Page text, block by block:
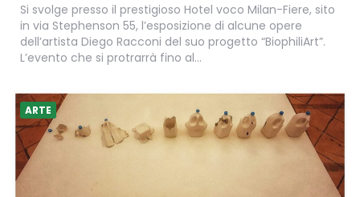
Si svolge presso il prestigioso Hotel voco Milan-Fiere, sito
in via Stephenson 55, l’esposizione di alcune opere
dell’artista Diego Racconi del suo progetto “BiophiliArt”.
L’evento che si protrarrà fino al…
ARTE